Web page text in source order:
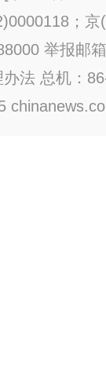
；京
举报邮
办法 总机：